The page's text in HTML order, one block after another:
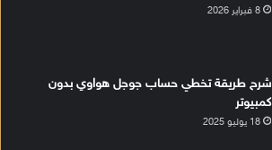
8 فبراير 2026
شرح طريقة تخطي حساب جوجل هواوي بدون
كمبيوتر
18 يوليو 2025